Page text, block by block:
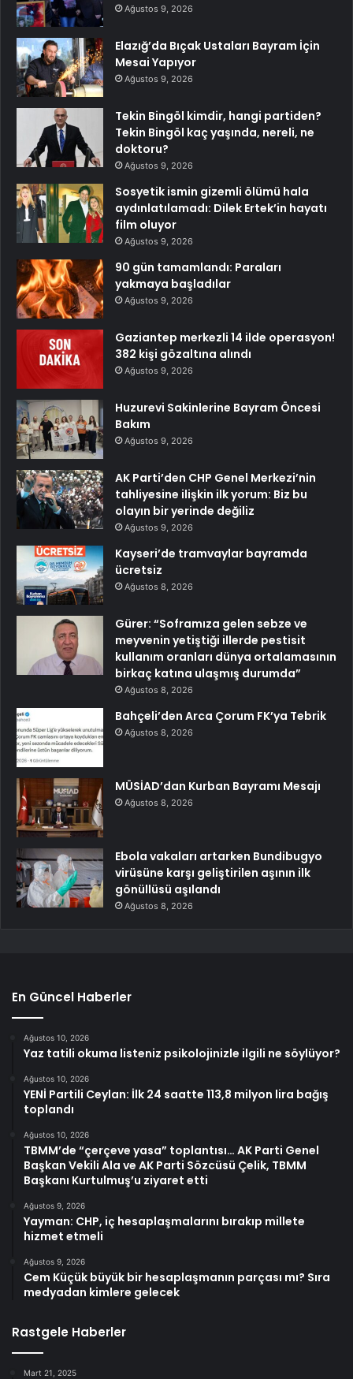
Ağustos 9, 2026
Elazığ’da Bıçak Ustaları Bayram İçin
Mesai Yapıyor
Ağustos 9, 2026
Tekin Bingöl kimdir, hangi partiden?
Tekin Bingöl kaç yaşında, nereli, ne
doktoru?
Ağustos 9, 2026
Sosyetik ismin gizemli ölümü hala
aydınlatılamadı: Dilek Ertek’in hayatı
film oluyor
Ağustos 9, 2026
90 gün tamamlandı: Paraları
yakmaya başladılar
Ağustos 9, 2026
Gaziantep merkezli 14 ilde operasyon!
382 kişi gözaltına alındı
Ağustos 9, 2026
Huzurevi Sakinlerine Bayram Öncesi
Bakım
Ağustos 9, 2026
AK Parti’den CHP Genel Merkezi’nin
tahliyesine ilişkin ilk yorum: Biz bu
olayın bir yerinde değiliz
Ağustos 9, 2026
Kayseri’de tramvaylar bayramda
ücretsiz
Ağustos 8, 2026
Gürer: “Soframıza gelen sebze ve
meyvenin yetiştiği illerde pestisit
kullanım oranları dünya ortalamasının
birkaç katına ulaşmış durumda”
Ağustos 8, 2026
Bahçeli’den Arca Çorum FK’ya Tebrik
Ağustos 8, 2026
MÜSİAD’dan Kurban Bayramı Mesajı
Ağustos 8, 2026
Ebola vakaları artarken Bundibugyo
virüsüne karşı geliştirilen aşının ilk
gönüllüsü aşılandı
Ağustos 8, 2026
En Güncel Haberler
Ağustos 10, 2026
Yaz tatili okuma listeniz psikolojinizle ilgili ne söylüyor?
Ağustos 10, 2026
YENİ Partili Ceylan: İlk 24 saatte 113,8 milyon lira bağış
toplandı
Ağustos 10, 2026
TBMM’de “çerçeve yasa” toplantısı… AK Parti Genel
Başkan Vekili Ala ve AK Parti Sözcüsü Çelik, TBMM
Başkanı Kurtulmuş’u ziyaret etti
Ağustos 9, 2026
Yayman: CHP, iç hesaplaşmalarını bırakıp millete
hizmet etmeli
Ağustos 9, 2026
Cem Küçük büyük bir hesaplaşmanın parçası mı? Sıra
medyadan kimlere gelecek
Rastgele Haberler
Mart 21, 2025